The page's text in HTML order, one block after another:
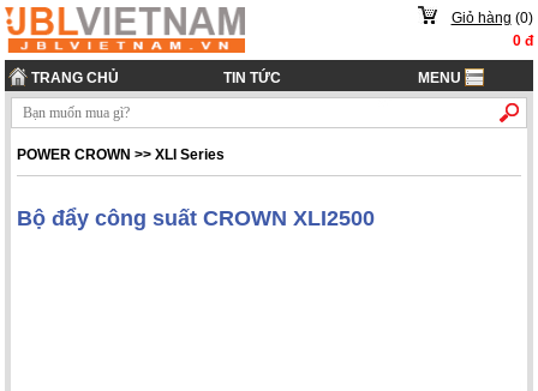
Giỏ hàng (0)
0đ
TRANG CHỦ TIN TỨC MENU
POWER CROWN >>XLI Series
Bộ đẩy công suất CROWN XLI2500